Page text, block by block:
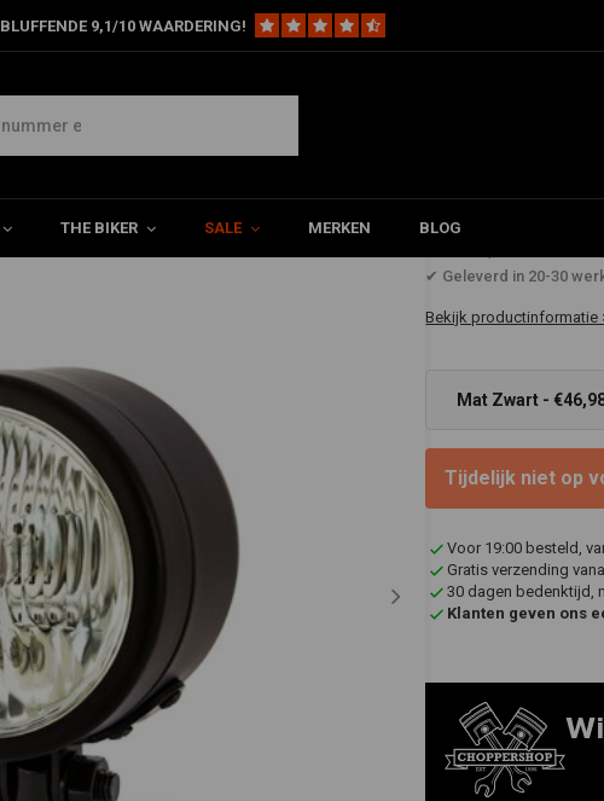
9,1/10 WAARDERING!
THE BIKER SALE MERKEN BLOG
12v/55w Ondermontage
€46,98
✔ Geleverd in 20-30
Bekijk productinformatie
Mat Zwart -
Tijdelijk niet op
Voor 19:00 besteld,
Gratis verzending
30 dagen bedenktijd,
Klanten geven ons